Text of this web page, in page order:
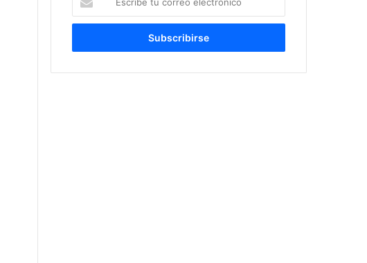
tu
correo